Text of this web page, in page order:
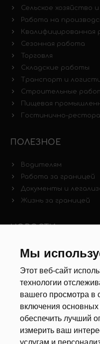
Мы
Этот веб-сайт
технологии
вашего просмотра в
включения
обеспечить лучший
измерить ваш
услугам и
Сельское хозяйство
Работа на
Квалифицированная
Сезонная работа
Торговля
Складские работы
Транспорт и
Строительные
Пищевая
Гостинично-
ПОЛЕЗНОЕ
Водителям
Работа за границей
Документы и
Жизнь за границей
НОВОСТИ
Новости рынка
Анкета
Калькулятор дат
Документы